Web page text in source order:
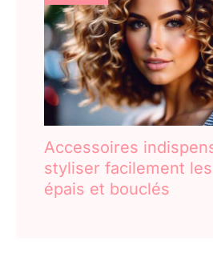
Accessoires
styliser facilement
épais et bouclés